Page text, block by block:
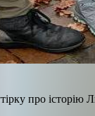
про